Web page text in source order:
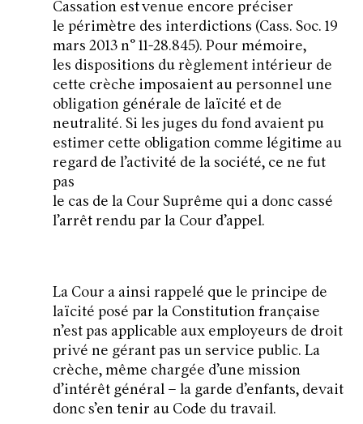
Cassation est venue encore préciser
le périmètre des interdictions (Cass. Soc. 19
mars 2013 n° 11-28.845). Pour mémoire,
les dispositions du règlement intérieur de
cette crèche imposaient au personnel une
obligation générale de laïcité et de
neutralité. Si les juges du fond avaient pu
estimer cette obligation comme légitime au
regard de l’activité de la société, ce ne fut
pas
le cas de la Cour Suprême qui a donc cassé
l’arrêt rendu par la Cour d’appel.
La Cour a ainsi rappelé que le principe de
laïcité posé par la Constitution française
n’est pas applicable aux employeurs de droit
privé ne gérant pas un service public. La
crèche, même chargée d’une mission
d’intérêt général – la garde d’enfants, devait
donc s’en tenir au Code du travail.